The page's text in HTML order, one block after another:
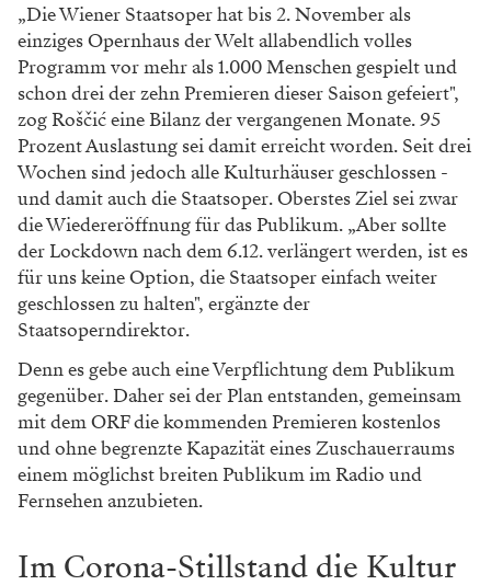
„Die Wiener Staatsoper hat bis 2. November als
einziges Opernhaus der Welt allabendlich volles
Programm vor mehr als 1.000 Menschen gespielt und
schon drei der zehn Premieren dieser Saison gefeiert",
zog Roščić eine Bilanz der vergangenen Monate. 95
Prozent Auslastung sei damit erreicht worden. Seit drei
Wochen sind jedoch alle Kulturhäuser geschlossen -
und damit auch die Staatsoper. Oberstes Ziel sei zwar
die Wiedereröffnung für das Publikum. „Aber sollte
der Lockdown nach dem 6.12. verlängert werden, ist es
für uns keine Option, die Staatsoper einfach weiter
geschlossen zu halten", ergänzte der
Staatsoperndirektor.
Denn es gebe auch eine Verpflichtung dem Publikum
gegenüber. Daher sei der Plan entstanden, gemeinsam
mit dem ORF die kommenden Premieren kostenlos
und ohne begrenzte Kapazität eines Zuschauerraums
einem möglichst breiten Publikum im Radio und
Fernsehen anzubieten.
Im Corona-Stillstand die Kultur